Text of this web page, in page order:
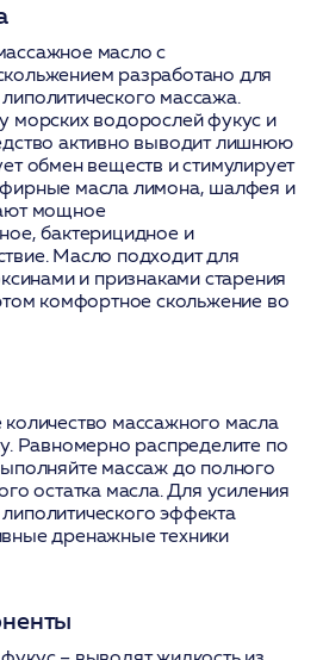
масло с
разработано для
массажа.
морских водорослей фукус и
активно выводит лишнюю
обмен веществ и стимулирует
масла лимона, шалфея и
мощное
бактерицидное и
Масло подходит для
и признаками старения
комфортное скольжение во
массажного масла
Равномерно распределите по
массаж до полного
остатка масла. Для усиления
эффекта
дренажные техники